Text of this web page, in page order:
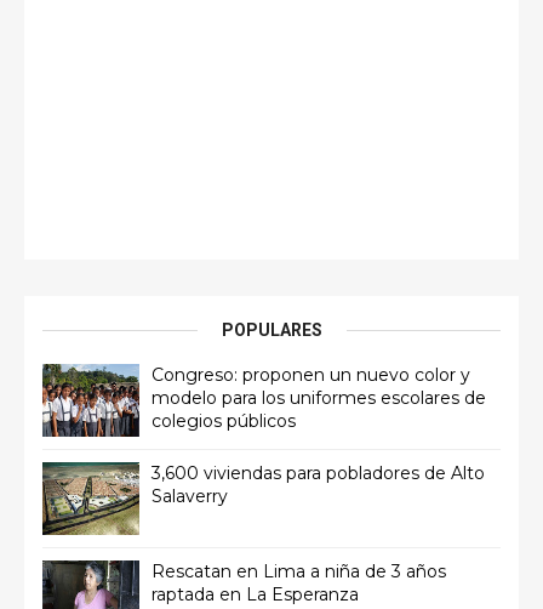
POPULARES
Congreso: proponen un nuevo color y
modelo para los uniformes escolares de
colegios públicos
3,600 viviendas para pobladores de Alto
Salaverry
Rescatan en Lima a niña de 3 años
raptada en La Esperanza